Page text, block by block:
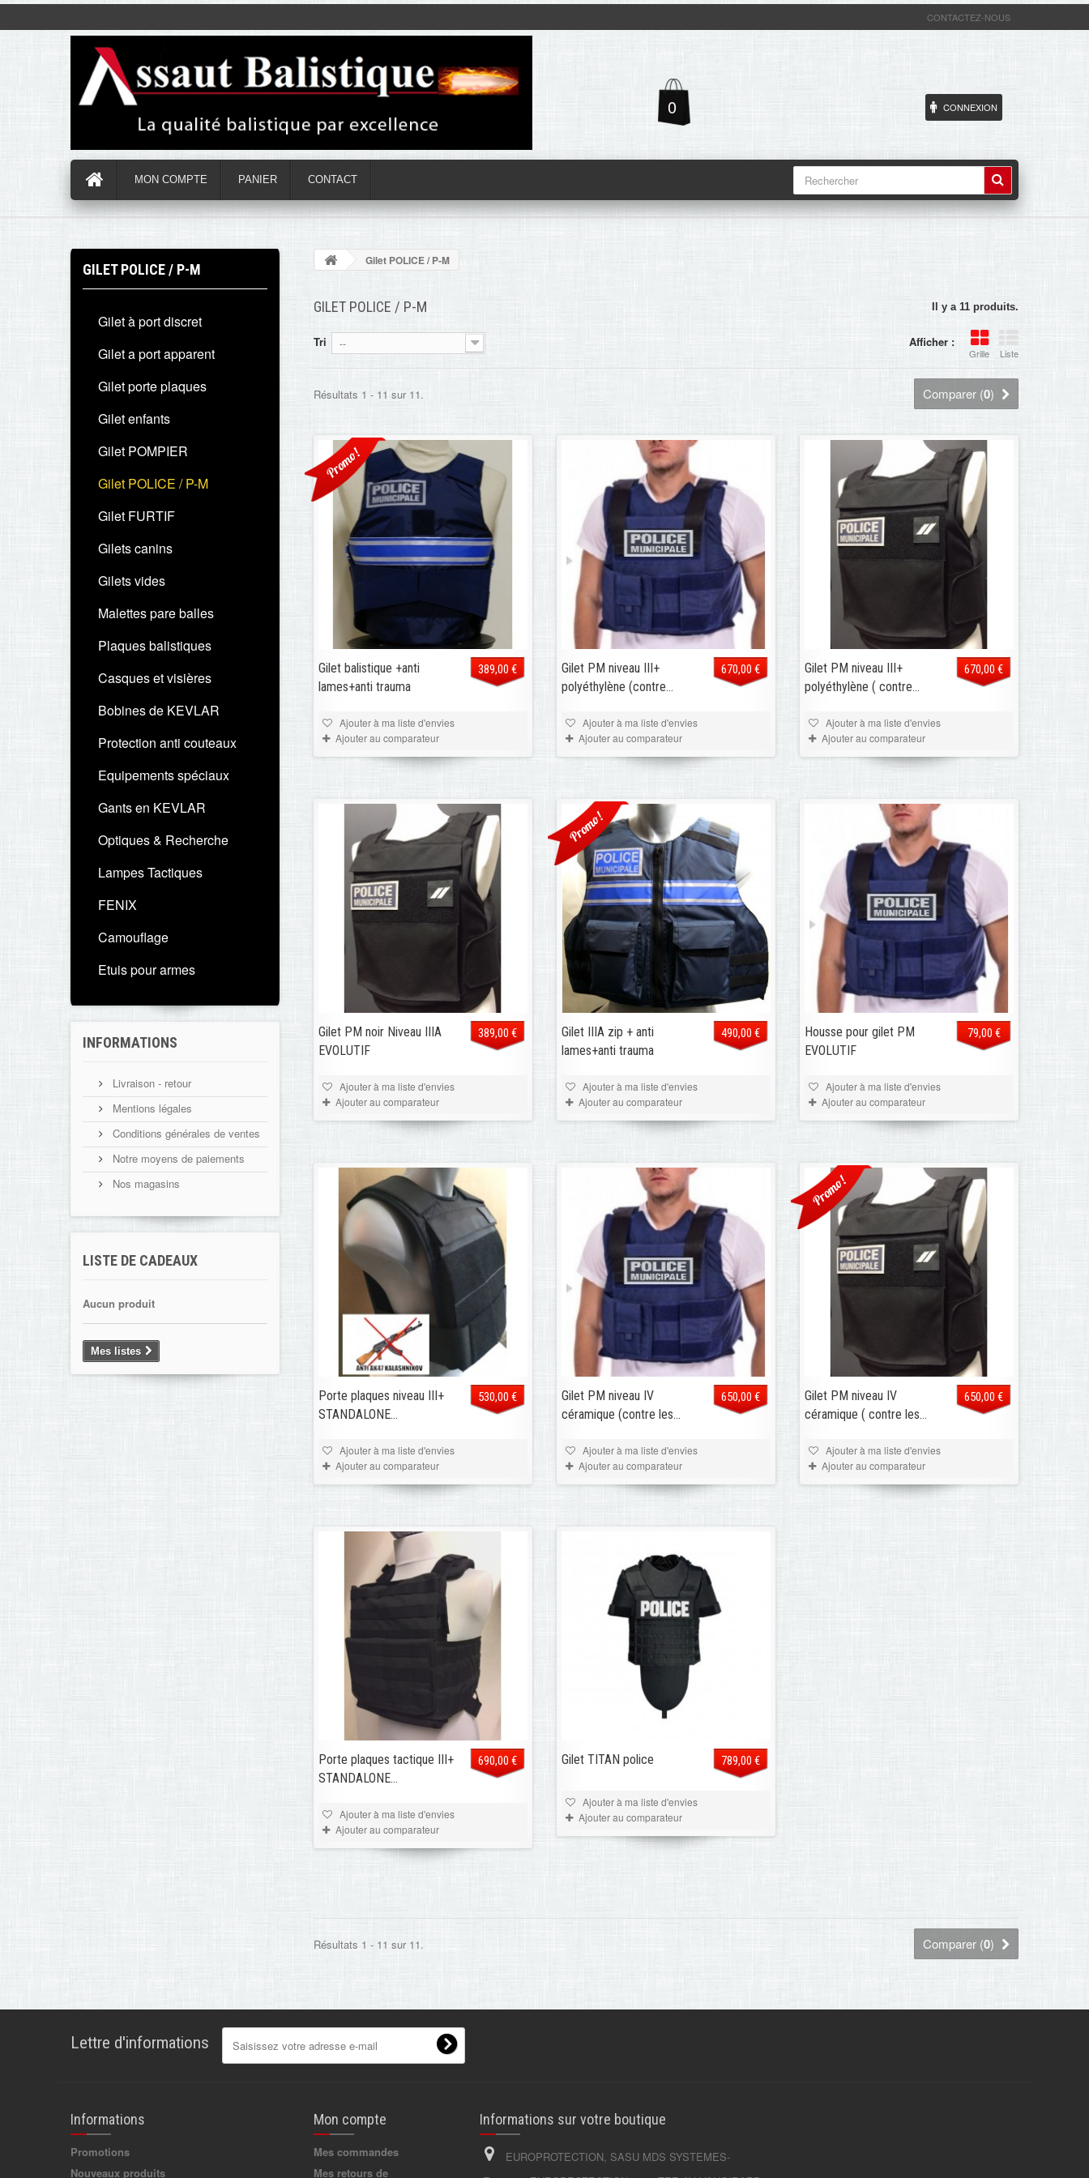
CONTACTEZ-NOUS
0 CONNEXION
MON COMPTE PANIER CONTACT
GILET POLICE / P-M
Gilet à port discret
Gilet a port apparent
Gilet porte plaques
Gilet enfants
Gilet POMPIER
Gilet POLICE / P-M
Gilet FURTIF
Gilets canins
Gilets vides
Malettes pare balles
Plaques balistiques
Casques et visières
Bobines de KEVLAR
Protection anti couteaux
Equipements spéciaux
Gants en KEVLAR
Optiques & Recherche
Lampes Tactiques
FENIX
Camouflage
Etuis pour armes
INFORMATIONS
Livraison - retour
Mentions légales
Conditions générales de ventes
Notre moyens de paiements
Nos magasins
LISTE DE CADEAUX
Aucun produit
Mes listes
Gilet POLICE / P-M
GILET POLICE / P-M Il y a 11 produits.
Afficher :
Grille Liste
Tri --
Comparer (0)
Résultats 1 - 11 sur 11.
Promo!
Gilet balistique +anti
lames+anti trauma
389,00 €
Ajouter à ma liste d'envies
Ajouter au comparateur
Gilet PM niveau III+
polyéthylène (contre...
670,00 €
Ajouter à ma liste d'envies
Ajouter au comparateur
Gilet PM niveau III+
polyéthylène ( contre...
670,00 €
Ajouter à ma liste d'envies
Ajouter au comparateur
Gilet PM noir Niveau IIIA
EVOLUTIF
389,00 €
Ajouter à ma liste d'envies
Ajouter au comparateur
Promo!
Gilet IIIA zip + anti
lames+anti trauma
490,00 €
Ajouter à ma liste d'envies
Ajouter au comparateur
Housse pour gilet PM
EVOLUTIF
79,00 €
Ajouter à ma liste d'envies
Ajouter au comparateur
Porte plaques niveau III+
STANDALONE...
530,00 €
Ajouter à ma liste d'envies
Ajouter au comparateur
Gilet PM niveau IV
céramique (contre les...
650,00 €
Ajouter à ma liste d'envies
Ajouter au comparateur
Promo!
Gilet PM niveau IV
céramique ( contre les...
650,00 €
Ajouter à ma liste d'envies
Ajouter au comparateur
Porte plaques tactique III+
STANDALONE...
690,00 €
Ajouter à ma liste d'envies
Ajouter au comparateur
Gilet TITAN police 789,00 €
Ajouter à ma liste d'envies
Ajouter au comparateur
Comparer (0)
Résultats 1 - 11 sur 11.
Lettre d'informations
Informations
Promotions
Nouveaux produits
Mon compte
Mes commandes
Mes retours de
Informations sur votre boutique
EUROPROTECTION, SASU MDS SYSTEMES-